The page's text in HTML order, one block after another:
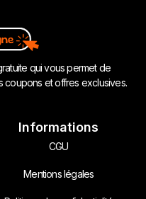
qui vous permet de
et offres exclusives.
Informations
CGU
Mentions légales